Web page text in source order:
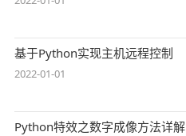
基于Python实现主机远程控制
2022-01-01
Python特效之数字成像方法详解